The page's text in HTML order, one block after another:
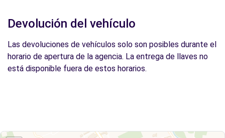
Devolución del vehículo
Las devoluciones de vehículos solo son posibles durante el
horario de apertura de la agencia. La entrega de llaves no
está disponible fuera de estos horarios.